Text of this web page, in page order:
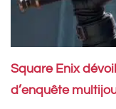
Square Enix
d’enquête